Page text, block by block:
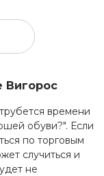
Вигорос
времени
обуви?". Если
по торговым
случиться и
не